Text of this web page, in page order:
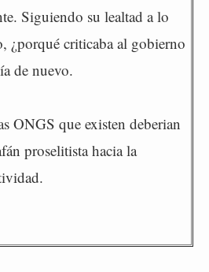
Siguiendo su lealtad a lo
¿porqué criticaba al gobierno
de nuevo.
ONGS que existen deberian
proselitista hacia la